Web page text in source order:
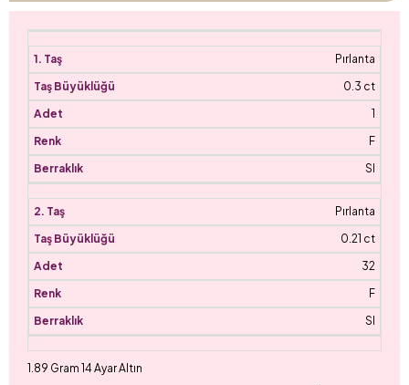
Pırlanta
0.3 ct
1
F
SI
Pırlanta
0.21 ct
32
F
SI
1.89 Gram 14 Ayar Altın